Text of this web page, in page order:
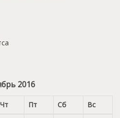
2016
Чт Пт Сб Вс